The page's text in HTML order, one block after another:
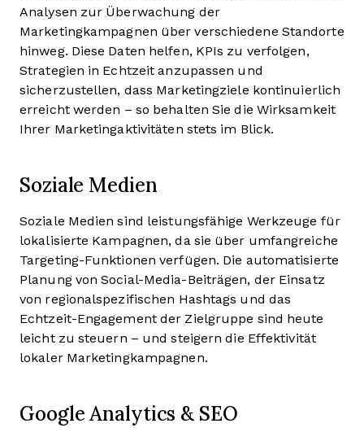
Analysen zur Überwachung der
Marketingkampagnen über verschiedene Standorte
hinweg. Diese Daten helfen, KPIs zu verfolgen,
Strategien in Echtzeit anzupassen und
sicherzustellen, dass Marketingziele kontinuierlich
erreicht werden – so behalten Sie die Wirksamkeit
Ihrer Marketingaktivitäten stets im Blick.
Soziale Medien
Soziale Medien sind leistungsfähige Werkzeuge für
lokalisierte Kampagnen, da sie über umfangreiche
Targeting-Funktionen verfügen. Die automatisierte
Planung von Social-Media-Beiträgen, der Einsatz
von regionalspezifischen Hashtags und das
Echtzeit-Engagement der Zielgruppe sind heute
leicht zu steuern – und steigern die Effektivität
lokaler Marketingkampagnen.
Google Analytics & SEO